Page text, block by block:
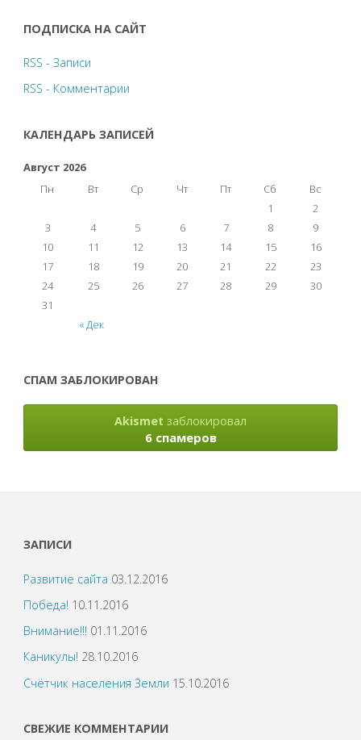
ПОДПИСКА НА САЙТ
RSS - Записи
RSS - Комментарии
КАЛЕНДАРЬ ЗАПИСЕЙ
Август 2026
Пн
Вт Ср Чт Пт Сб Вс
« Дек
1
2
3
4 5 6 7 8
9
10
11 12 13 14 15
16
17
18 19 20 21 22
23
24
25 26 27 28 29
30
31
СПАМ ЗАБЛОКИРОВАН
Akismet заблокировал
6 спамеров
ЗАПИСИ
Развитие сайта 03.12.2016
Победа! 10.11.2016
Внимание!!! 01.11.2016
Каникулы! 28.10.2016
Счётчик населения Земли 15.10.2016
СВЕЖИЕ КОММЕНТАРИИ